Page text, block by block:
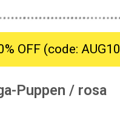
OFF (code:
Puppen / rosa